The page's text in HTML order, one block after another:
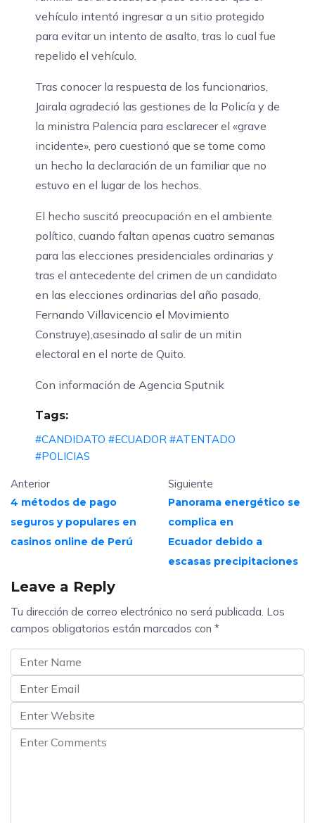
vehículo intentó ingresar a un sitio protegido
para evitar un intento de asalto, tras lo cual fue
repelido el vehículo.
Tras conocer la respuesta de los funcionarios,
Jairala agradeció las gestiones de la Policía y de
la ministra Palencia para esclarecer el «grave
incidente», pero cuestionó que se tome como
un hecho la declaración de un familiar que no
estuvo en el lugar de los hechos.
El hecho suscitó preocupación en el ambiente
político, cuando faltan apenas cuatro semanas
para las elecciones presidenciales ordinarias y
tras el antecedente del crimen de un candidato
en las elecciones ordinarias del año pasado,
Fernando Villavicencio el Movimiento
Construye),asesinado al salir de un mitin
electoral en el norte de Quito.
Con información de Agencia Sputnik
Tags:
#CANDIDATO #ECUADOR #ATENTADO
#POLICIAS
Anterior
4 métodos de pago
seguros y populares en
casinos online de Perú
Siguiente
Panorama energético se
complica en
Ecuador debido a
escasas precipitaciones
Leave a Reply
Tu dirección de correo electrónico no será publicada. Los
campos obligatorios están marcados con *